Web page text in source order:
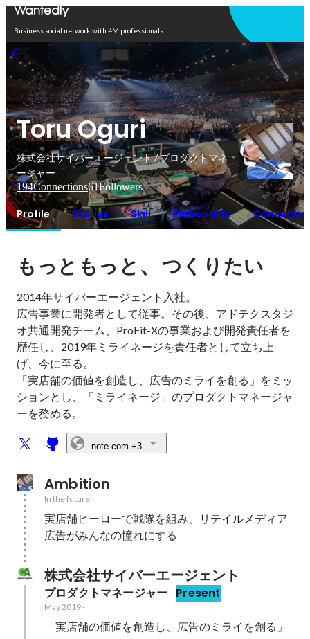
Business social network with 4M professionals
Toru Oguri
株式会社サイバーエージェント / プロダクトマネ
ージャー
194Connections61Followers
Profile Stories Skill Personality
もっともっと 、 つくりたい
2014年サイバーエージェント入社。
広告事業に開発者として従事。その後、アドテクスタジ
オ共通開発チーム、ProFit-Xの事業および開発責任者を
歴任し、2019年ミライネージを責任者として立ち上
げ、今に至る。
「実店舗の価値を創造し、広告のミライを創る」をミッ
ションとし、「ミライネージ」のプロダクトマネージャ
ーを務める。
note.com +3
Ambition
In the future
実店舗ヒーローで戦隊を組み、リテイルメディア
広告がみんなの憧れにする
株式会社サイバーエージェント
プロダクトマネージャー Present
May 2019-
「実店舗の価値を創造し、広告のミライを創る」